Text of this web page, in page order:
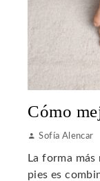
Cómo
Sofía Alencar
La forma
pies es